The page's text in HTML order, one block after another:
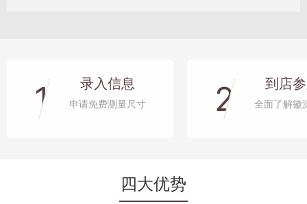
1 录入信息
申请免费测量尺寸 2 到店
全面了解徽
四大优势